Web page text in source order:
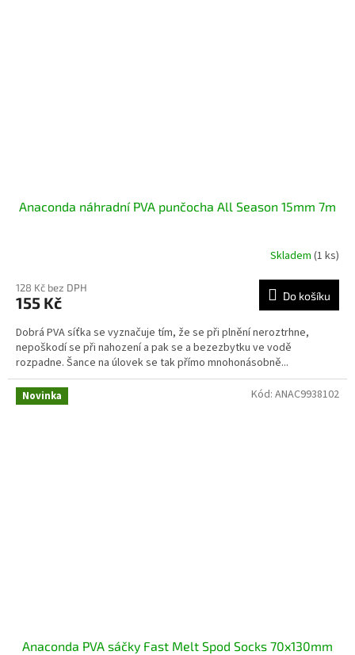
Anaconda náhradní PVA punčocha All Season 15mm 7m
Skladem (1 ks)
128 Kč bez DPH
155 Kč Do košíku
Dobrá PVA síťka se vyznačuje tím, že se při plnění neroztrhne,
nepoškodí se při nahození a pak se a bezezbytku ve vodě
rozpadne. Šance na úlovek se tak přímo mnohonásobně...
Novinka
Anaconda PVA sáčky Fast Melt Spod Socks 70x130mm
Kód: ANAC9938102